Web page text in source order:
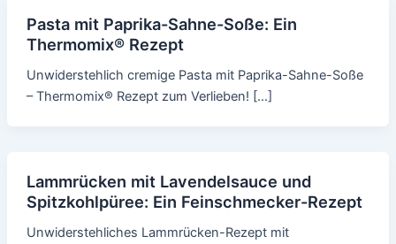
Pasta mit Paprika-Sahne-Soße: Ein
Thermomix® Rezept
Unwiderstehlich cremige Pasta mit Paprika-Sahne-Soße
– Thermomix® Rezept zum Verlieben! […]
Lammrücken mit Lavendelsauce und
Spitzkohlpüree: Ein Feinschmecker-Rezept
Unwiderstehliches Lammrücken-Rezept mit